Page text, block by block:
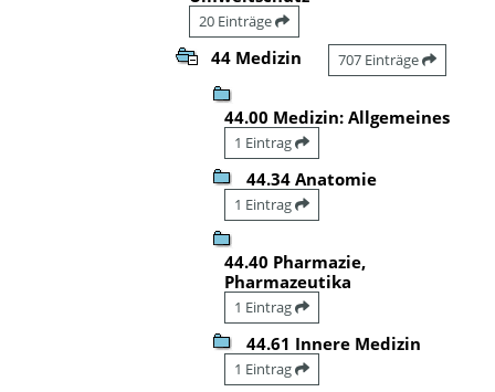
20 Einträge
44 Medizin 707 Einträge
44.00 Medizin: Allgemeines
1 Eintrag
44.34 Anatomie
1 Eintrag
44.40 Pharmazie,
Pharmazeutika
1 Eintrag
44.61 Innere Medizin
1 Eintrag